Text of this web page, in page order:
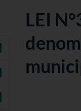
LEI